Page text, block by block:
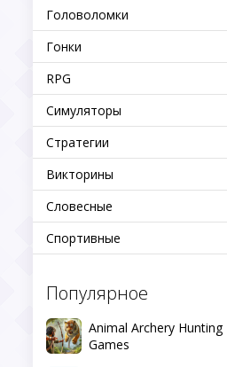
Головоломки
Гонки
RPG
Симуляторы
Стратегии
Викторины
Словесные
Спортивные
Популярное
Animal Archery Hunting
Games